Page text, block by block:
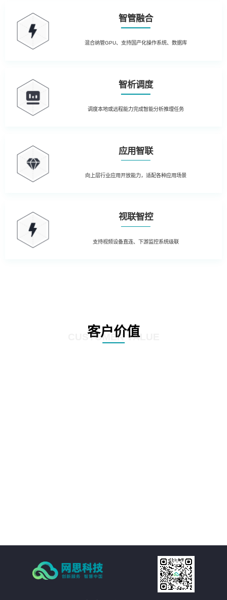
智管融合
混合纳管GPU、支持国产化操作系统、数据库
智析调度
调度本地或远程能力完成智能分析推理任务
应用智联
向上层行业应用开放能力，适配各种应用场景
视联智控
支持视频设备直连、下游监控系统级联
客户价值
CUSTOMER VALUE